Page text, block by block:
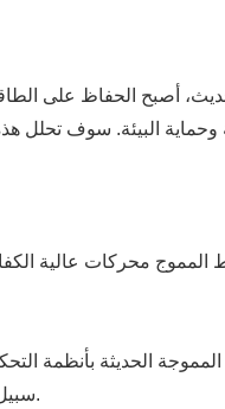
أصبح الحفاظ على
وحماية البيئة. سوف
المموج محركات عالية
الحديثة بأنظمة
سبيل المثال، عندما يكون حمولة الإنتاج منخفضة، سيقلل النظام تلقائيا سرعة المحرك لتقليل استهلاك الطاقة غير الضروري.